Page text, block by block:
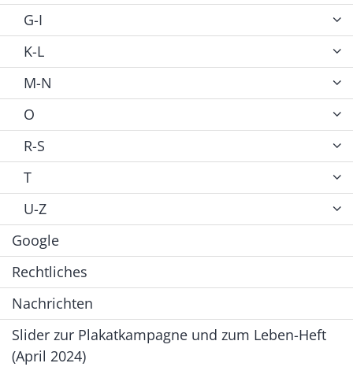
G-I
K-L
M-N
O
R-S
T
U-Z
Google
Rechtliches
Nachrichten
Slider zur Plakatkampagne und zum Leben-Heft
(April 2024)